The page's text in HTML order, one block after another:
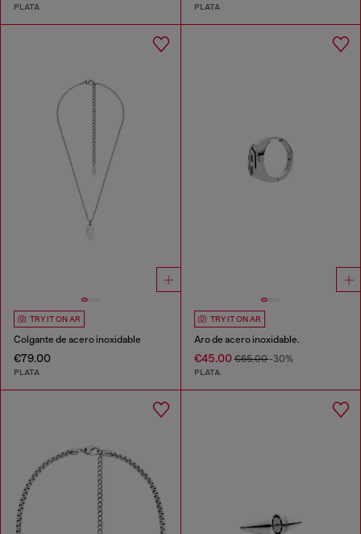
PLATA PLATA
TRY IT ON AR
Colgante de acero inoxidable
€79.00
PLATA
TRY IT ON AR
Aro de acero inoxidable.
€45.00€65.00-30%
PLATA